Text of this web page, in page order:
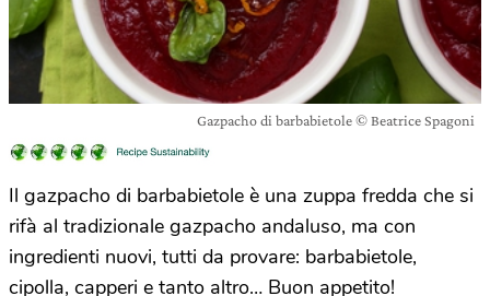
Gazpacho di barbabietole © Beatrice Spagoni
Il gazpacho di barbabietole è una zuppa fredda che si
rifà al tradizionale gazpacho andaluso, ma con
ingredienti nuovi, tutti da provare: barbabietole,
cipolla, capperi e tanto altro… Buon appetito!